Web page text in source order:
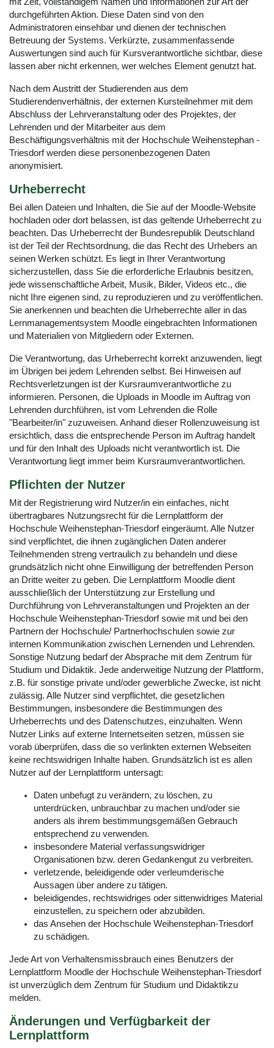
durchgeführten Aktion. Diese Daten sind von den
Administratoren einsehbar und dienen der technischen
Betreuung der Systems. Verkürzte, zusammenfassende
Auswertungen sind auch für Kursverantwortliche sichtbar, diese
lassen aber nicht erkennen, wer welches Element genutzt hat.
Nach dem Austritt der Studierenden aus dem
Studierendenverhältnis, der externen Kursteilnehmer mit dem
Abschluss der Lehrveranstaltung oder des Projektes, der
Lehrenden und der Mitarbeiter aus dem
Beschäftigungsverhältnis mit der Hochschule Weihenstephan -
Triesdorf werden diese personenbezogenen Daten
anonymisiert.
Urheberrecht
Bei allen Dateien und Inhalten, die Sie auf der Moodle-Website
hochladen oder dort belassen, ist das geltende Urheberrecht zu
beachten. Das Urheberrecht der Bundesrepublik Deutschland
ist der Teil der Rechtsordnung, die das Recht des Urhebers an
seinen Werken schützt. Es liegt in Ihrer Verantwortung
sicherzustellen, dass Sie die erforderliche Erlaubnis besitzen,
jede wissenschaftliche Arbeit, Musik, Bilder, Videos etc., die
nicht Ihre eigenen sind, zu reproduzieren und zu veröffentlichen.
Sie anerkennen und beachten die Urheberrechte aller in das
Lernmanagementsystem Moodle eingebrachten Informationen
und Materialien von Mitgliedern oder Externen.
Die Verantwortung, das Urheberrecht korrekt anzuwenden, liegt
im Übrigen bei jedem Lehrenden selbst. Bei Hinweisen auf
Rechtsverletzungen ist der Kursraumverantwortliche zu
informieren. Personen, die Uploads in Moodle im Auftrag von
Lehrenden durchführen, ist vom Lehrenden die Rolle
"Bearbeiter/in" zuzuweisen. Anhand dieser Rollenzuweisung ist
ersichtlich, dass die entsprechende Person im Auftrag handelt
und für den Inhalt des Uploads nicht verantwortlich ist. Die
Verantwortung liegt immer beim Kursraumverantwortlichen.
Pflichten der Nutzer
Mit der Registrierung wird Nutzer/in ein einfaches, nicht
übertragbares Nutzungsrecht für die Lernplattform der
Hochschule Weihenstephan-Triesdorf eingeräumt. Alle Nutzer
sind verpflichtet, die ihnen zugänglichen Daten anderer
Teilnehmenden streng vertraulich zu behandeln und diese
grundsätzlich nicht ohne Einwilligung der betreffenden Person
an Dritte weiter zu geben. Die Lernplattform Moodle dient
ausschließlich der Unterstützung zur Erstellung und
Durchführung von Lehrveranstaltungen und Projekten an der
Hochschule Weihenstephan-Triesdorf sowie mit und bei den
Partnern der Hochschule/ Partnerhochschulen sowie zur
internen Kommunikation zwischen Lernenden und Lehrenden.
Sonstige Nutzung bedarf der Absprache mit dem Zentrum für
Studium und Didaktik. Jede anderweitige Nutzung der Plattform,
z.B. für sonstige private und/oder gewerbliche Zwecke, ist nicht
zulässig. Alle Nutzer sind verpflichtet, die gesetzlichen
Bestimmungen, insbesondere die Bestimmungen des
Urheberrechts und des Datenschutzes, einzuhalten. Wenn
Nutzer Links auf externe Internetseiten setzen, müssen sie
vorab überprüfen, dass die so verlinkten externen Webseiten
keine rechtswidrigen Inhalte haben. Grundsätzlich ist es allen
Nutzer auf der Lernplattform untersagt:
Daten unbefugt zu verändern, zu löschen, zu
unterdrücken, unbrauchbar zu machen und/oder sie
anders als ihrem bestimmungsgemäßen Gebrauch
entsprechend zu verwenden.
insbesondere Material verfassungswidriger
Organisationen bzw. deren Gedankengut zu verbreiten.
verletzende, beleidigende oder verleumderische
Aussagen über andere zu tätigen.
beleidigendes, rechtswidriges oder sittenwidriges Material
einzustellen, zu speichern oder abzubilden.
das Ansehen der Hochschule Weihenstephan-Triesdorf
zu schädigen.
Jede Art von Verhaltensmissbrauch eines Benutzers der
Lernplattform Moodle der Hochschule Weihenstephan-Triesdorf
ist unverzüglich dem Zentrum für Studium und Didaktikzu
melden.
Änderungen und Verfügbarkeit der
Lernplattform